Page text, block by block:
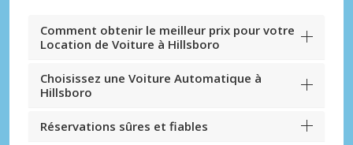
Comment obtenir le meilleur prix pour votre
Location de Voiture à Hillsboro
Choisissez une Voiture Automatique à
Hillsboro
Réservations sûres et fiables